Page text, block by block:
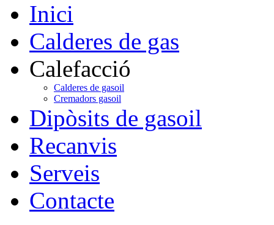
Inici
Calderes de gas
Calefacció
Calderes de gasoil
Cremadors gasoil
Dipòsits de gasoil
Recanvis
Serveis
Contacte